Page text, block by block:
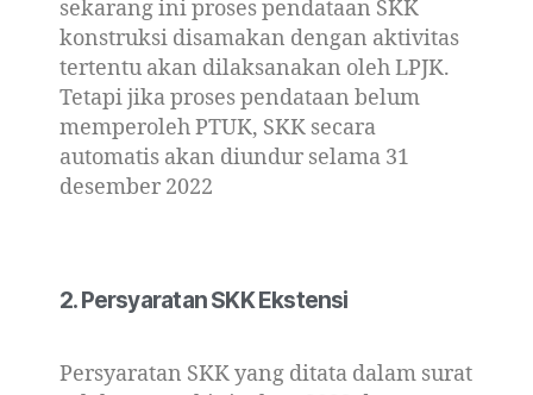
sekarang ini proses pendataan SKK
konstruksi disamakan dengan aktivitas
tertentu akan dilaksanakan oleh LPJK.
Tetapi jika proses pendataan belum
memperoleh PTUK, SKK secara
automatis akan diundur selama 31
desember 2022
2. Persyaratan SKK Ekstensi
Persyaratan SKK yang ditata dalam surat